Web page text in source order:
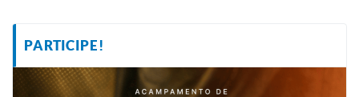
PARTICIPE!